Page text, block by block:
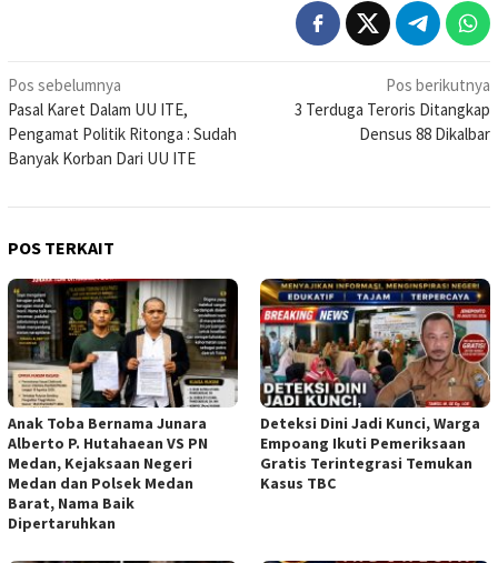
Navigasi
pos
Pos sebelumnya
Pasal Karet Dalam UU ITE,
Pengamat Politik Ritonga : Sudah
Banyak Korban Dari UU ITE
Pos berikutnya
3 Terduga Teroris Ditangkap
Densus 88 Dikalbar
POS TERKAIT
Anak Toba Bernama Junara
Alberto P. Hutahaean VS PN
Medan, Kejaksaan Negeri
Medan dan Polsek Medan
Barat, Nama Baik
Dipertaruhkan
Deteksi Dini Jadi Kunci, Warga
Empoang Ikuti Pemeriksaan
Gratis Terintegrasi Temukan
Kasus TBC